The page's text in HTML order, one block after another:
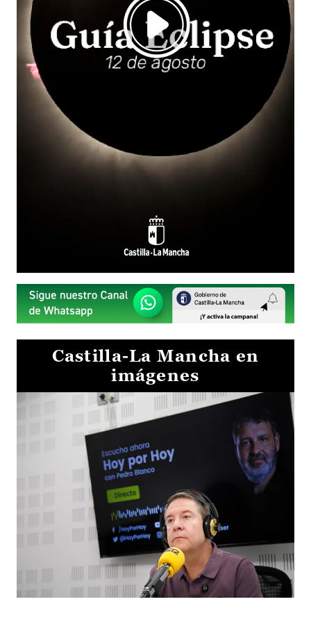
Castilla-La Mancha en
imágenes